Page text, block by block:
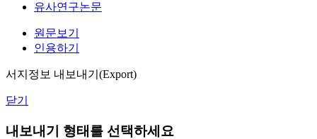
유사연구논문
원문보기
인용하기
서지정보 내보내기(Export)
닫기
내보내기 형태를 선택하세요